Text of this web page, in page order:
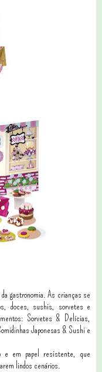
gastronomia. As crianças se
doces, sushis, sorvetes e
Sorvetes & Delícias,
Japonesas & Sushi e
e em papel resistente, que
lindos cenários.